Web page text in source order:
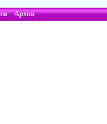
Архив